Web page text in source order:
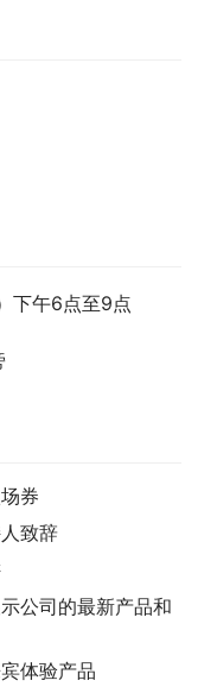
下午6点至9点
券
致辞
公司的最新产品和
体验产品